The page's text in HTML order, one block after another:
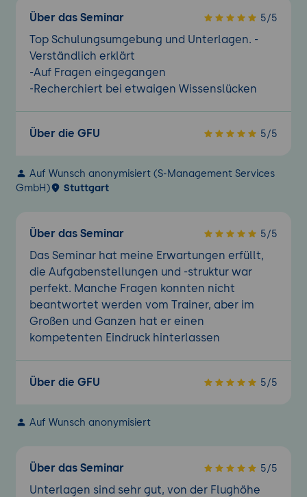
Über das Seminar 5/5
Top Schulungsumgebung und Unterlagen. -
Verständlich erklärt
-Auf Fragen eingegangen
-Recherchiert bei etwaigen Wissenslücken
Über die GFU 5/5
Auf Wunsch anonymisiert (S-Management Services
GmbH)
Stuttgart
Über das Seminar 5/5
Das Seminar hat meine Erwartungen erfüllt,
die Aufgabenstellungen und -struktur war
perfekt. Manche Fragen konnten nicht
beantwortet werden vom Trainer, aber im
Großen und Ganzen hat er einen
kompetenten Eindruck hinterlassen
Über die GFU 5/5
Auf Wunsch anonymisiert
Über das Seminar 5/5
Unterlagen sind sehr gut, von der Flughöhe